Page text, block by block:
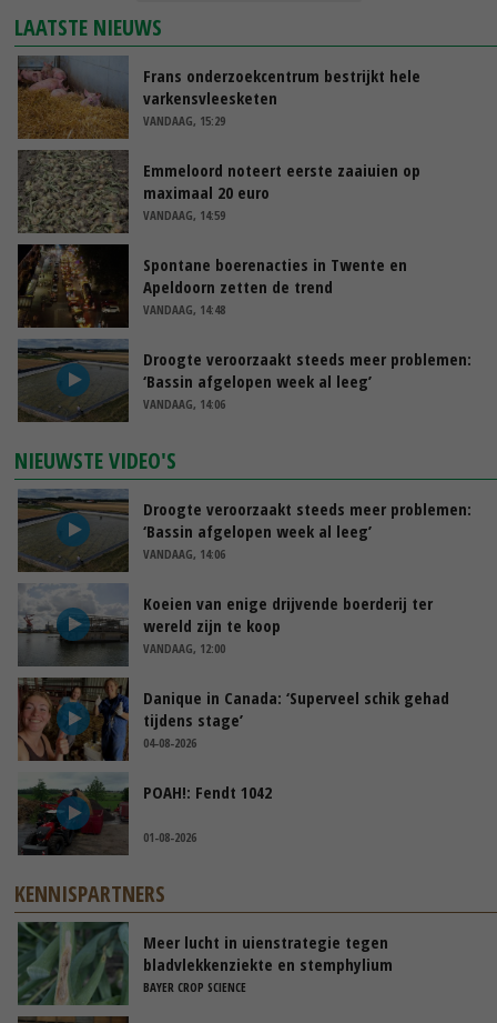
LAATSTE NIEUWS
Frans onderzoekcentrum bestrijkt hele
varkensvleesketen
VANDAAG, 15:29
Emmeloord noteert eerste zaaiuien op
maximaal 20 euro
VANDAAG, 14:59
Spontane boerenacties in Twente en
Apeldoorn zetten de trend
VANDAAG, 14:48
Droogte veroorzaakt steeds meer problemen:
‘Bassin afgelopen week al leeg’
VANDAAG, 14:06
NIEUWSTE VIDEO'S
Droogte veroorzaakt steeds meer problemen:
‘Bassin afgelopen week al leeg’
VANDAAG, 14:06
Koeien van enige drijvende boerderij ter
wereld zijn te koop
VANDAAG, 12:00
Danique in Canada: ‘Superveel schik gehad
tijdens stage’
04-08-2026
POAH!: Fendt 1042
01-08-2026
KENNISPARTNERS
Meer lucht in uienstrategie tegen
bladvlekkenziekte en stemphylium
BAYER CROP SCIENCE